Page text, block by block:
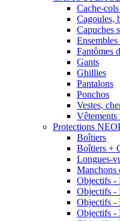
Cache-
Cagoules,
Capuches
Fantômes
Gants
Ghillies
Pantalons
Ponchos
Vestes,
Vêtements
Protections
Boîtiers
Boîtiers +
Longues-
Manchons
Objectifs -
Objectifs -
Objectifs -
Objectifs -